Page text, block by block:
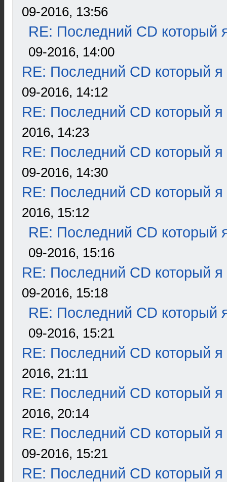
09-2016, 13:56
RE: Последний CD который
09-2016, 14:00
RE: Последний CD который я
09-2016, 14:12
RE: Последний CD который я
2016, 14:23
RE: Последний CD который я
09-2016, 14:30
RE: Последний CD который я
2016, 15:12
RE: Последний CD который
09-2016, 15:16
RE: Последний CD который я
09-2016, 15:18
RE: Последний CD который
09-2016, 15:21
RE: Последний CD который я
2016, 21:11
RE: Последний CD который я
2016, 20:14
RE: Последний CD который я
09-2016, 15:21
RE: Последний CD который я